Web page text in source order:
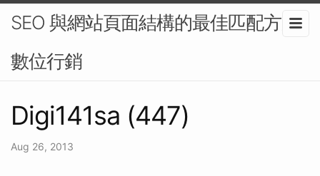
SEO 與網站頁面結構的最佳匹配方案-
數位行銷
Digi141sa (447)
Aug 26, 2013